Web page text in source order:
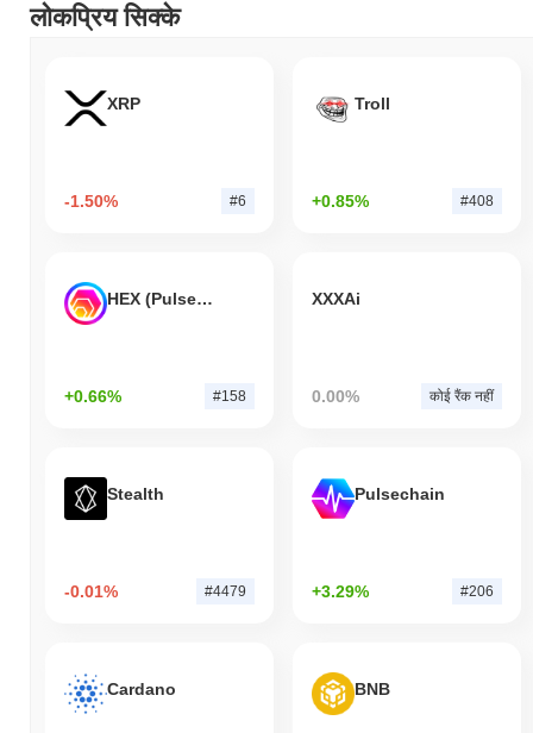
लोकप्रिय सिक्के
XRP
-1.50% #6
Troll
+0.85% #408
HEX (Pulsechain)
+0.66% #158
XXXAi
0.00% कोई रैंक नहीं
Stealth
-0.01% #4479
Pulsechain
+3.29% #206
Cardano BNB